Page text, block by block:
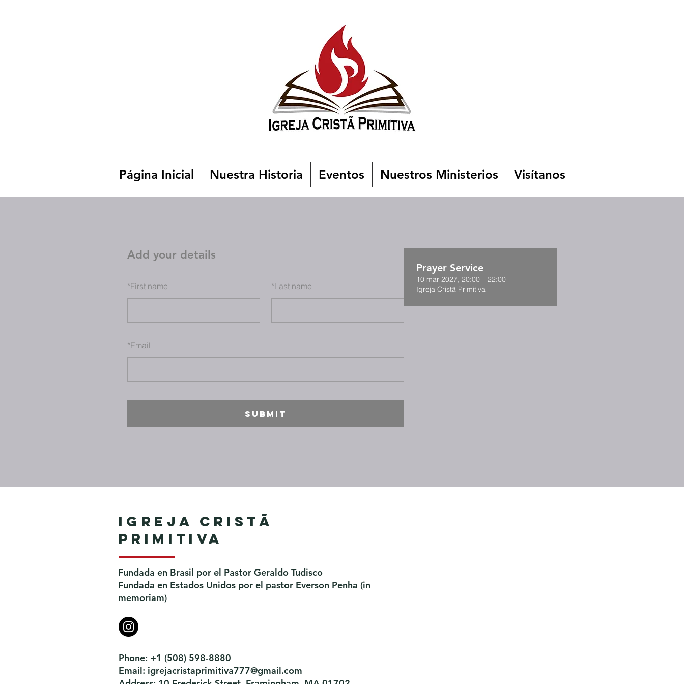
Página Inicial Nuestra Historia Eventos Nuestros Ministerios Visítanos
Add your details
*First name *Last name
*Email
SUBMIT
Prayer Service
10 mar 2027, 20:00 – 22:00
Igreja Cristã Primitiva
Igreja Cristã
Primitiva
Fundada en Brasil por el Pastor Geraldo Tudisco
Fundada en Estados Unidos por el pastor Everson Penha ​(in
memoriam)
Phone: +1 (508) 598-8880
Email: igrejacristaprimitiva777@gmail.com